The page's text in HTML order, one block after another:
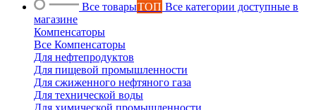
Все товарыТОП Все категории доступные в
магазине
Компенсаторы
Все Компенсаторы
Для нефтепродуктов
Для пищевой промышленности
Для сжиженного нефтяного газа
Для технической воды
Для химической промышленности